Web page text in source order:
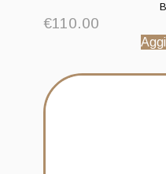
€110.00